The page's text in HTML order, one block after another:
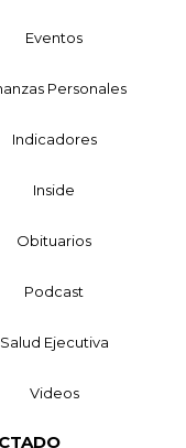
Eventos
Personales
Indicadores
Inside
Obituarios
Podcast
Salud Ejecutiva
Videos